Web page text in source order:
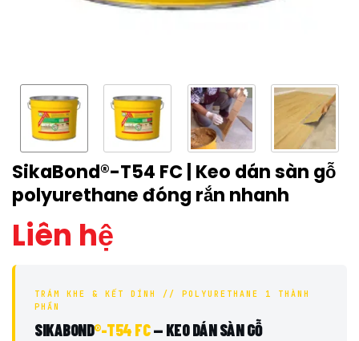
SikaBond®-T54 FC | Keo dán sàn gỗ
polyurethane đóng rắn nhanh
Liên hệ
TRÁM KHE & KẾT DÍNH // POLYURETHANE 1 THÀNH
PHẦN
SIKABOND®-T54 FC— KEO DÁN SÀN GỖ